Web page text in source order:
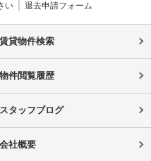
い 退去申請フォーム
賃貸物件検索
物件閲覧履歴
スタッフブログ
会社概要